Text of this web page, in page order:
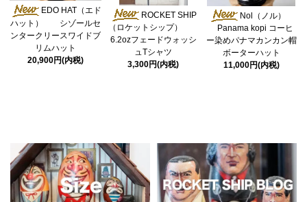
EDO HAT（エド
ハット） シゾールセ
ンタークリースワイドブ
リムハット
20,900円(内税)
ROCKET SHIP
（ロケットシップ）
6.2ozフェードウォッシ
ュTシャツ
3,300円(内税)
Nol（ノル）
Panama kopi コーヒ
ー染めパナマカンカン帽
ボーターハット
11,000円(内税)